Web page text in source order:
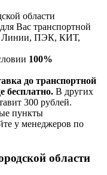
области
Вас транспортной
Линии, ПЭК, КИТ,
100%
до транспортной
бесплатно. В других
300 рублей.
пункты
у менеджеров по
области